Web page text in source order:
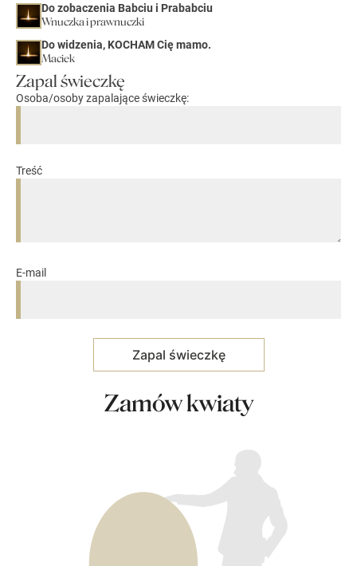
Do zobaczenia Babciu i Prababciu
Wnuczka i prawnuczki
Do widzenia, KOCHAM Cię mamo.
Maciek
Zapal świeczkę
Osoba/osoby zapalające świeczkę:
Treść
E-mail
Zamów kwiaty